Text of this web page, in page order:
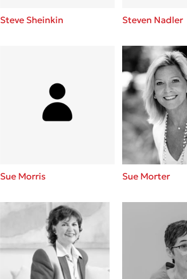
Steve Sheinkin Steven Nadler
Sue Morris Sue Morter